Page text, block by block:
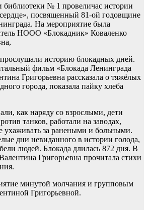
библиотеки № 1 провеличас истории
посвященный 81-ой годовщине
На мероприятие была
НООО «Блокадник» Коваленко
историю блокадных дней.
фильм «Блокада Ленинграда
Григорьевна рассказала о тяжёлых
города, показала пайку хлеба
как наряду со взрослыми, дети
танков, работали на заводах,
ухаживать за ранеными и больными.
дни невиданного в истории голода,
людей. Блокада длилась 872 дня. В
Григорьевна прочитала стихи
минутой молчания и групповым
Григорьевной.